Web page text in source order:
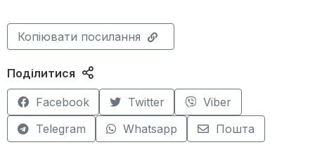
Копіювати посилання
Поділитися
Facebook Twitter
Viber
Telegram
Whatsapp Пошта